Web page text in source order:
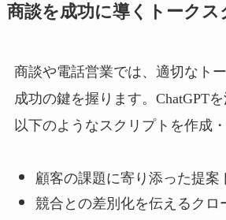
商談を成功に導くトークス
商談や電話営業では、適切なト
成功の鍵を握ります。ChatGPTを
以下のようなスクリプトを作成
顧客の課題に寄り添った提案
競合との差別化を伝えるクロ